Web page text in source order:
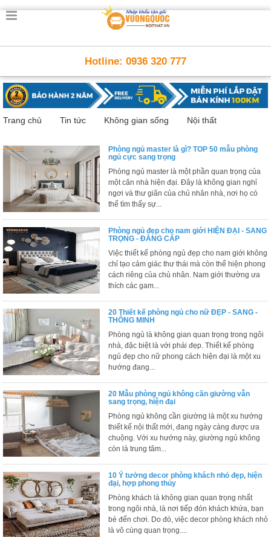
Trang
Thông
Minh
Nội
thông
Nội
Thất
Giường
tầng,
học, tủ
sách
Nội
Thất
Phòng
Sofa,
tủ
rượu,
Bàn
trà...
Nội
Thất
Phòng
Ngủ
Giường
ngủ, tủ
áo, bàn
điểm
Nội
Thất
Phòng
Ăn
Hotline: 0936 320 777
Trang chủ Tin tức Không gian sống Nội thất
Phòng ngủ master là gì? TOP 50 mẫu phòng
ngủ cực sang trọng
Phòng ngủ master là một phần quan trọng của
một căn nhà hiện đại. Đây là không gian nghỉ
ngơi và thư giãn của chủ nhân nhà, nơi họ có
thể tìm thấy sự...
Phòng ngủ đẹp cho nam giới HIỆN ĐẠI - SANG
TRỌNG - ĐẲNG CẤP
Việc thiết kế phòng ngủ đẹp cho nam giới không
chỉ tạo cảm giác thư thái mà còn thể hiện phong
cách riêng của chủ nhân. Nam giới thường ưa
thích các gam...
20 Thiết kế phòng ngủ cho nữ ĐẸP - SANG -
THÔNG MINH
Phòng ngủ là không gian quan trọng trong ngôi
nhà, đặc biệt là với phái đẹp. Thiết kế phòng
ngủ đẹp cho nữ phong cách hiện đại là một xu
hướng đang...
20 Mẫu phòng ngủ không cần giường vẫn
sang trọng, hiện đại
Phòng ngủ không cần giường là một xu hướng
thiết kế nội thất mới, đang ngày càng được ưa
chuộng. Với xu hướng này, giường ngủ không
còn là trung tâm...
10 Ý tưởng decor phòng khách nhỏ đẹp, hiện
đại, hợp phong thủy
Phòng khách là không gian quan trọng nhất
trong ngôi nhà, là nơi tiếp đón khách khứa, bạn
bè đến chơi. Do đó, việc decor phòng khách nhỏ
là vô cùng quan trọng....